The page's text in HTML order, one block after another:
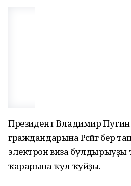
Президент Владимир Путин
граждандарына Рәсәйгә бер
электрон виза булдырыуҙы
ҡарарына ҡул ҡуйҙы.